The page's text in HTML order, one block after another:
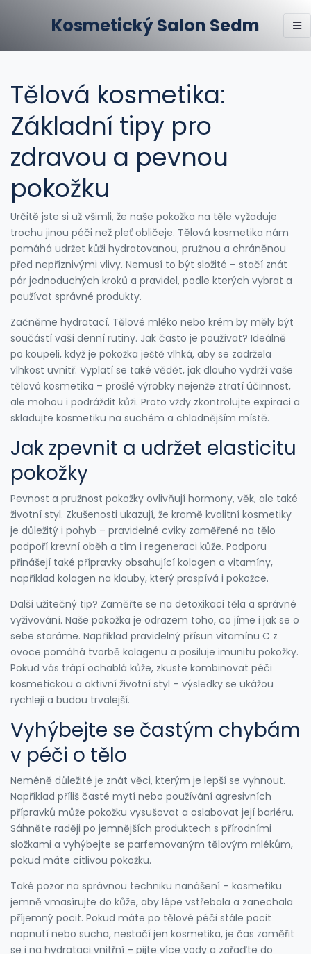
Kosmetický Salon Sedm
Tělová kosmetika:
Základní tipy pro
zdravou a pevnou
pokožku
Určitě jste si už všimli, že naše pokožka na těle vyžaduje
trochu jinou péči než pleť obličeje. Tělová kosmetika nám
pomáhá udržet kůži hydratovanou, pružnou a chráněnou
před nepříznivými vlivy. Nemusí to být složité – stačí znát
pár jednoduchých kroků a pravidel, podle kterých vybrat a
používat správné produkty.
Začněme hydratací. Tělové mléko nebo krém by měly být
součástí vaší denní rutiny. Jak často je používat? Ideálně
po koupeli, když je pokožka ještě vlhká, aby se zadržela
vlhkost uvnitř. Vyplatí se také vědět, jak dlouho vydrží vaše
tělová kosmetika – prošlé výrobky nejenže ztratí účinnost,
ale mohou i podráždit kůži. Proto vždy zkontrolujte expiraci a
skladujte kosmetiku na suchém a chladnějším místě.
Jak zpevnit a udržet elasticitu
pokožky
Pevnost a pružnost pokožky ovlivňují hormony, věk, ale také
životní styl. Zkušenosti ukazují, že kromě kvalitní kosmetiky
je důležitý i pohyb – pravidelné cviky zaměřené na tělo
podpoří krevní oběh a tím i regeneraci kůže. Podporu
přinášejí také přípravky obsahující kolagen a vitamíny,
například kolagen na klouby, který prospívá i pokožce.
Další užitečný tip? Zaměřte se na detoxikaci těla a správné
vyživování. Naše pokožka je odrazem toho, co jíme i jak se o
sebe staráme. Například pravidelný přísun vitamínu C z
ovoce pomáhá tvorbě kolagenu a posiluje imunitu pokožky.
Pokud vás trápí ochablá kůže, zkuste kombinovat péči
kosmetickou a aktivní životní styl – výsledky se ukážou
rychleji a budou trvalejší.
Vyhýbejte se častým chybám
v péči o tělo
Neméně důležité je znát věci, kterým je lepší se vyhnout.
Například příliš časté mytí nebo používání agresivních
přípravků může pokožku vysušovat a oslabovat její bariéru.
Sáhněte raději po jemnějších produktech s přírodními
složkami a vyhýbejte se parfemovaným tělovým mlékům,
pokud máte citlivou pokožku.
Také pozor na správnou techniku nanášení – kosmetiku
jemně vmasírujte do kůže, aby lépe vstřebala a zanechala
příjemný pocit. Pokud máte po tělové péči stále pocit
napnutí nebo sucha, nestačí jen kosmetika, je čas zaměřit
se i na hydrataci vnitřní – pijte více vody a zařaďte do